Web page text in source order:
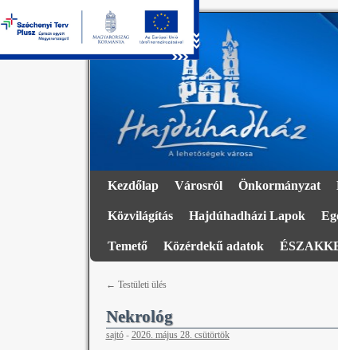
Kezdőlap Városról Önkormányzat
Közvilágítás Hajdúhadházi Lapok
Temető Közérdekű adatok
← Testületi ülés
Nekrológ
sajtó- 2026. május 28. csütörtök